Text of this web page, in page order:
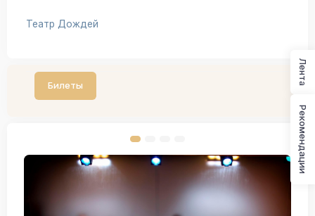
Театр Дождей
Билеты Лента
Рекомендации